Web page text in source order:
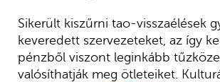
Sikerült kiszűrni tao-visszaélések
keveredett szervezeteket, az így
pénzből viszont leginkább
valósíthatják meg ötleteiket.